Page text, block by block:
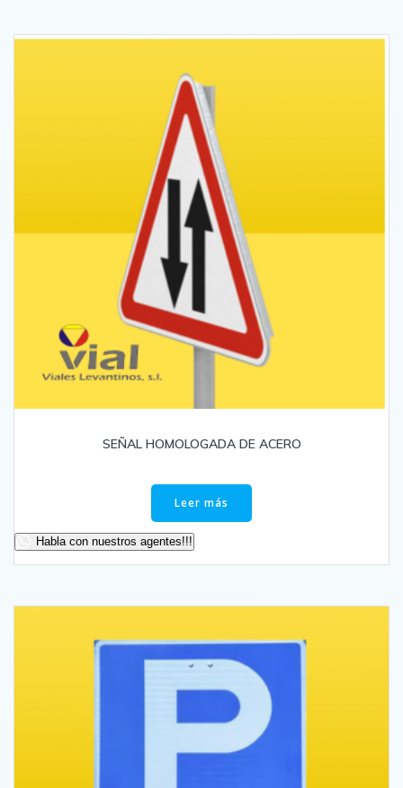
SEÑAL HOMOLOGADA DE ACERO
Leer más
Habla con nuestros agentes!!!